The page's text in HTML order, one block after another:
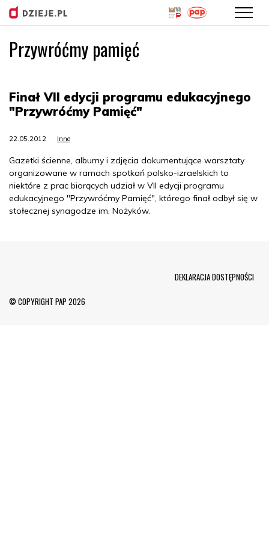
Przejdź
do
Przywróćmy pamięć
Finał VII edycji programu edukacyjnego
"Przywróćmy Pamięć"
22.05.2012 Inne
Gazetki ścienne, albumy i zdjęcia dokumentujące warsztaty
organizowane w ramach spotkań polsko-izraelskich to
niektóre z prac biorących udział w VII edycji programu
edukacyjnego "Przywróćmy Pamięć", którego finał odbył się w
stołecznej synagodze im. Nożyków.
© COPYRIGHT PAP 2026
DEKLARACJA DOSTĘPNOŚCI